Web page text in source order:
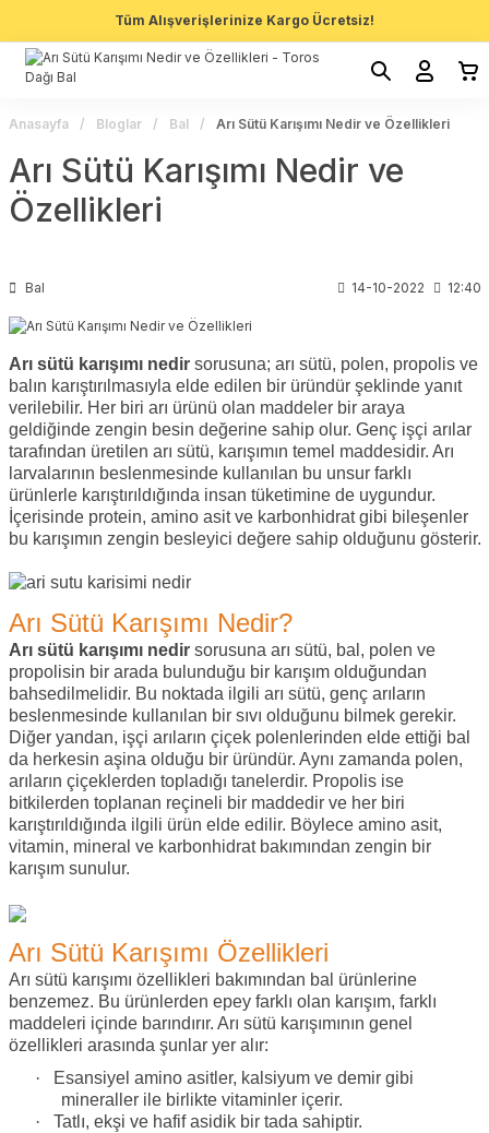
Tüm Alışverişlerinize Kargo Ücretsiz!
Anasayfa Bloglar Bal Arı Sütü Karışımı Nedir ve Özellikleri
Arı Sütü Karışımı Nedir ve
Özellikleri
Bal 14-10-2022 12:40
Arı sütü karışımı nedirsorusuna; arı sütü, polen, propolis ve
balın karıştırılmasıyla elde edilen bir üründür şeklinde yanıt
verilebilir. Her biri arı ürünü olan maddeler bir araya
geldiğinde zengin besin değerine sahip olur. Genç işçi arılar
tarafından üretilen arı sütü, karışımın temel maddesidir. Arı
larvalarının beslenmesinde kullanılan bu unsur farklı
ürünlerle karıştırıldığında insan tüketimine de uygundur.
İçerisinde protein, amino asit ve karbonhidrat gibi bileşenler
bu karışımın zengin besleyici değere sahip olduğunu gösterir.
Arı Sütü Karışımı Nedir?
Arı sütü karışımı nedirsorusuna arı sütü, bal, polen ve
propolisin bir arada bulunduğu bir karışım olduğundan
bahsedilmelidir. Bu noktada ilgili arı sütü, genç arıların
beslenmesinde kullanılan bir sıvı olduğunu bilmek gerekir.
Diğer yandan, işçi arıların çiçek polenlerinden elde ettiği bal
da herkesin aşina olduğu bir üründür. Aynı zamanda polen,
arıların çiçeklerden topladığı tanelerdir. Propolis ise
bitkilerden toplanan reçineli bir maddedir ve her biri
karıştırıldığında ilgili ürün elde edilir. Böylece amino asit,
vitamin, mineral ve karbonhidrat bakımından zengin bir
karışım sunulur.
Arı Sütü Karışımı Özellikleri
Arı sütü karışımı özellikleri bakımından bal ürünlerine
benzemez. Bu ürünlerden epey farklı olan karışım, farklı
maddeleri içinde barındırır. Arı sütü karışımının genel
özellikleri arasında şunlar yer alır:
·
Esansiyel amino asitler, kalsiyum ve demir gibi
mineraller ile birlikte vitaminler içerir.
·
Tatlı, ekşi ve hafif asidik bir tada sahiptir.